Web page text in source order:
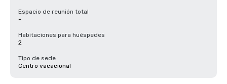
Espacio de reunión total
-
Habitaciones para huéspedes
2
Tipo de sede
Centro vacacional